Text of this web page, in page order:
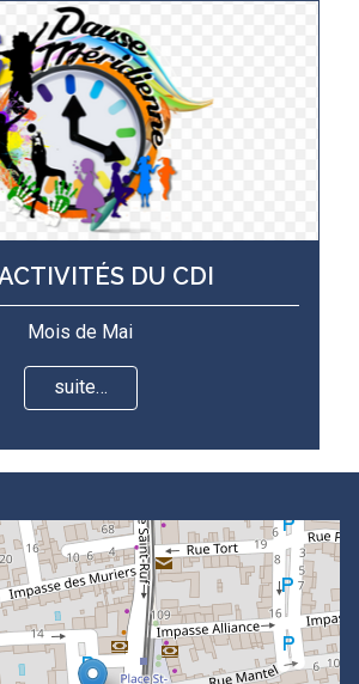
DU CDI
Mois de Mai
suite…